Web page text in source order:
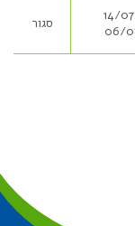
14/
06/
סגור